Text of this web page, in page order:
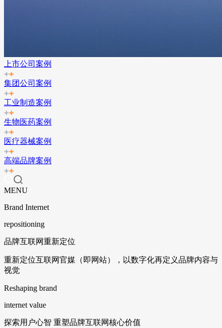
上市公司案例
集团公司案例
工业制造案例
生物医药案例
医疗器械案例
高端品牌案例
MENU
Brand Internet
repositioning
品牌互联网重新定位
重新定位互联网官媒（即网站），以数字化再定义品牌内容与
视觉
Reshaping brand
internet value
探索用户心智 重塑品牌互联网核心价值